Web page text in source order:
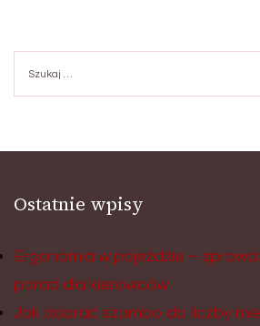
Ostatnie wpisy
Ergonomia w pojeździe –
porad dla kierowców
Jak dobrać szambo do liczby